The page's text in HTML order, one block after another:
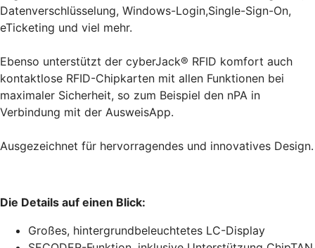
Datenverschlüsselung, Windows-Login,Single-Sign-On,
eTicketing und viel mehr.
Ebenso unterstützt der cyberJack® RFID komfort auch
kontaktlose RFID-Chipkarten mit allen Funktionen bei
maximaler Sicherheit, so zum Beispiel den nPA in
Verbindung mit der AusweisApp.
Ausgezeichnet für hervorragendes und innovatives Design.
Die Details auf einen Blick:
Großes, hintergrundbeleuchtetes LC-Display